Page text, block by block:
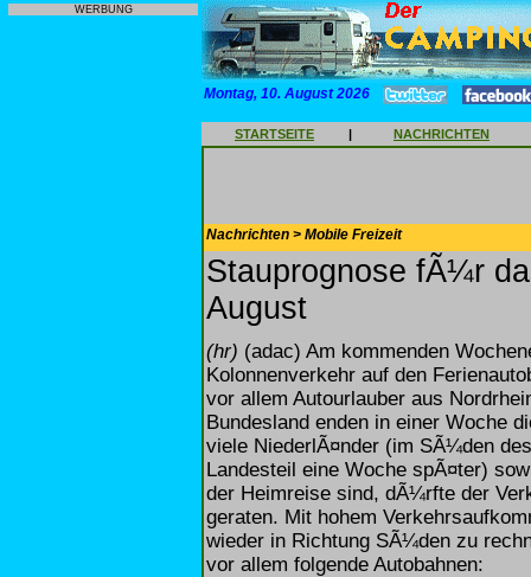
WERBUNG
Montag, 10. August 2026
STARTSEITE | NACHRICHTEN
Nachrichten > Mobile Freizeit
Stauprognose fÃ¼r
August
(hr) (adac) Am kommenden
Kolonnenverkehr auf den
vor allem Autourlauber aus
Bundesland enden in einer Woche
viele NiederlÃ¤nder (im SÃ¼den
Landesteil eine Woche spÃ¤ter)
der Heimreise sind, dÃ¼rfte der
geraten. Mit hohem
wieder in Richtung SÃ¼den zu
vor allem folgende Autobahnen: